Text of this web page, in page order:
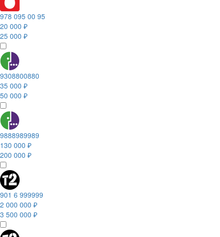
978 095 00 95
20 000 ₽
25 000 ₽
9308800880
35 000 ₽
50 000 ₽
9888989989
130 000 ₽
200 000 ₽
901 6 999999
2 000 000 ₽
3 500 000 ₽